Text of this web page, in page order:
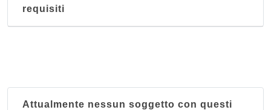
requisiti
Attualmente nessun soggetto con questi